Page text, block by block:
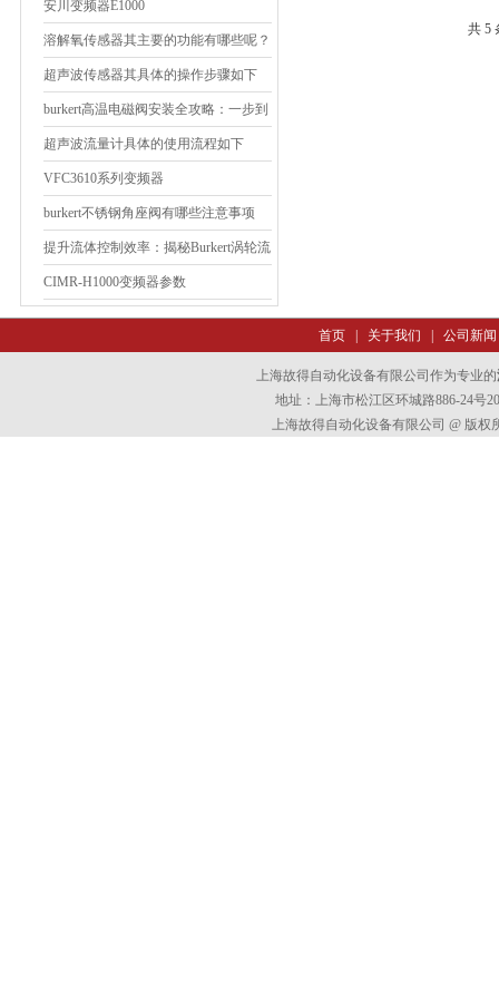
安川变频器E1000
溶解氧传感器其主要的功能有哪些呢？
超声波传感器其具体的操作步骤如下
burkert高温电磁阀安装全攻略：一步到
位，告别操作误区！
超声波流量计具体的使用流程如下
VFC3610系列变频器
burkert不锈钢角座阀有哪些注意事项
提升流体控制效率：揭秘Burkert涡轮流
量计的应用奥秘
CIMR-H1000变频器参数
共 5
首页| 关于我们 公司新闻
上海故得自动化设备有限公司作为专业的
地址：上海市松江区环城路886-24号
上海故得自动化设备有限公司 @ 版权